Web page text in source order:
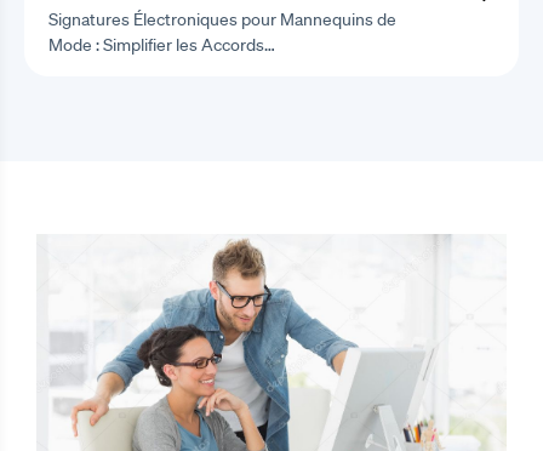
Signatures Électroniques pour Mannequins de
Mode : Simplifier les Accords…